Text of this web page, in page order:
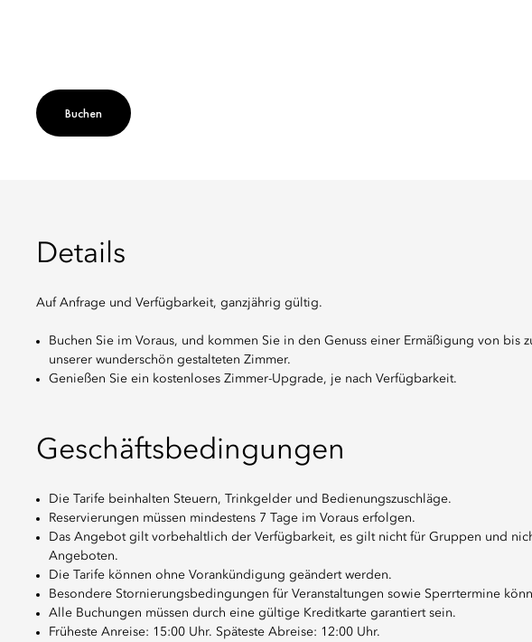
Buchen
Details
Auf Anfrage und Verfügbarkeit, ganzjährig gültig.
Buchen Sie im Voraus, und kommen Sie in den Genuss einer Ermäßigung von bis
unserer wunderschön gestalteten Zimmer.
Genießen Sie ein kostenloses Zimmer-Upgrade, je nach Verfügbarkeit.
Geschäftsbedingungen
Die Tarife beinhalten Steuern, Trinkgelder und Bedienungszuschläge.
Reservierungen müssen mindestens 7 Tage im Voraus erfolgen.
Das Angebot gilt vorbehaltlich der Verfügbarkeit, es gilt nicht für Gruppen und
Angeboten.
Die Tarife können ohne Vorankündigung geändert werden.
Besondere Stornierungsbedingungen für Veranstaltungen sowie Sperrtermine
Alle Buchungen müssen durch eine gültige Kreditkarte garantiert sein.
Früheste Anreise: 15:00 Uhr. Späteste Abreise: 12:00 Uhr.